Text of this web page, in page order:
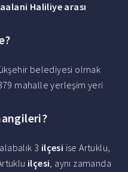
Haliliye arası
belediyesi olmak
mahalle yerleşim yeri
3 ilçesi ise Artuklu,
ilçesi, aynı zamanda